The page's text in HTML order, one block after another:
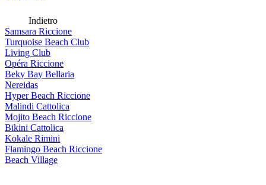
Indietro
Samsara Riccione
Turquoise Beach Club
Living Club
Opéra Riccione
Beky Bay Bellaria
Nereidas
Hyper Beach Riccione
Malindi Cattolica
Mojito Beach Riccione
Bikini Cattolica
Kokale Rimini
Flamingo Beach Riccione
Beach Village